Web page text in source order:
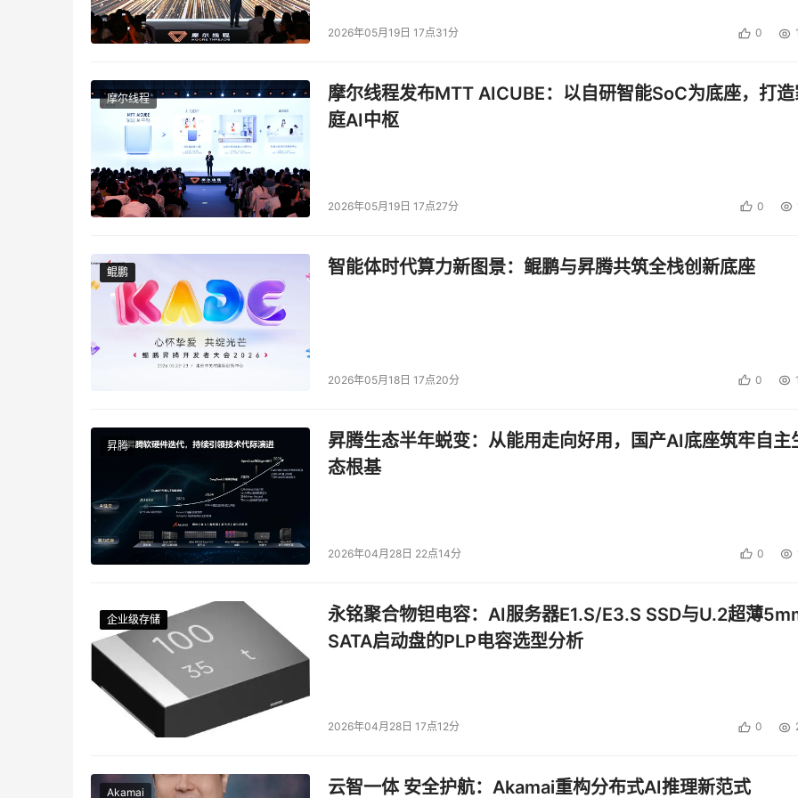
2026年05月19日 17点31分 0
摩尔线程
摩尔线程发布MTT AICUBE：以自研智能SoC为底座，打
庭AI中枢
2026年05月19日 17点27分 0
鲲鹏
鲲鹏 智能体时代算力新图景：鲲鹏与昇腾共筑全栈创新底座
2026年05月18日 17点20分 0
昇腾
昇腾生态半年蜕变：从能用走向好用，国产AI底座筑牢自主
态根基
2026年04月28日 22点14分 0
企业级存储
企业级存储
企业级存储
企业级存储
永铭聚合物钽电容：AI服务器E1.S/E3.S SSD与U.2超薄
SATA启动盘的PLP电容选型分析
2026年04月28日 17点12分 0
Akamai 云智一体 安全护航：Akamai重构分布式AI推理新范式